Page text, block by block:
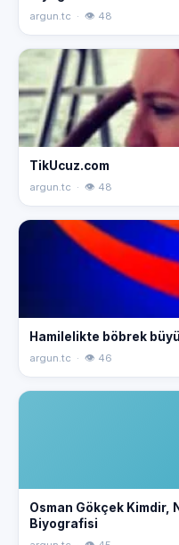
argun.tc · 👁 48
TikUcuz.com
argun.tc · 👁 48
Hamilelikte böbrek
argun.tc · 👁 46
Osman Gökçek Kimdir,
Biyografisi